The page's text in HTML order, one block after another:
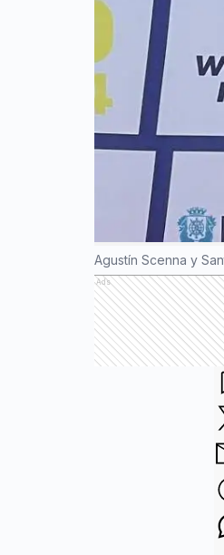
Agustín Scenna y
Ads